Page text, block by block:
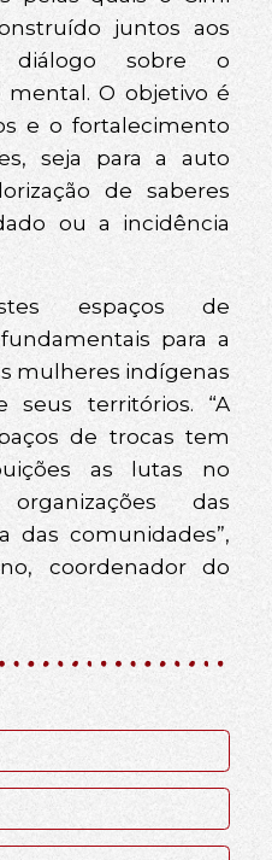
juntos aos
diálogo sobre o
O objetivo é
e o fortalecimento
seja para a auto
de saberes
ou a incidência
espaços de
para a
mulheres indígenas
territórios. “A
de trocas tem
as lutas no
das
das comunidades”,
coordenador do